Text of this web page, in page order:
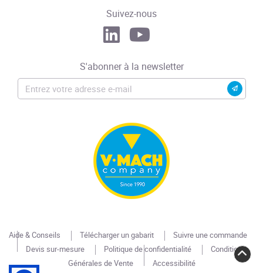
Suivez-nous
S'abonner à la newsletter
Aide & Conseils Télécharger un gabarit
Suivre une commande
Devis sur-mesure
Politique de confidentialité
Conditions
Générales de Vente
Accessibilité